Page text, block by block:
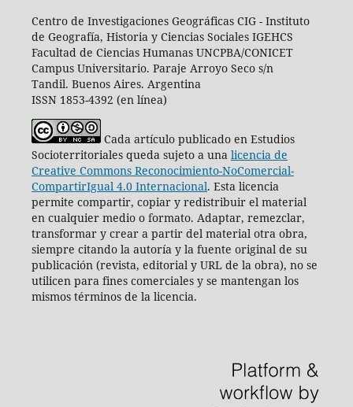
Centro de Investigaciones Geográficas CIG - Instituto
de Geografía, Historia y Ciencias Sociales IGEHCS
Facultad de Ciencias Humanas UNCPBA/CONICET
Campus Universitario. Paraje Arroyo Seco s/n
Tandil. Buenos Aires. Argentina
ISSN 1853-4392 (en línea)
Cada artículo publicado en Estudios
Socioterritoriales queda sujeto a una licencia de
Creative Commons Reconocimiento-NoComercial-
CompartirIgual 4.0 Internacional. Esta licencia
permite compartir, copiar y redistribuir el material
en cualquier medio o formato. Adaptar, remezclar,
transformar y crear a partir del material otra obra,
siempre citando la autoría y la fuente original de su
publicación (revista, editorial y URL de la obra), no se
utilicen para fines comerciales y se mantengan los
mismos términos de la licencia.